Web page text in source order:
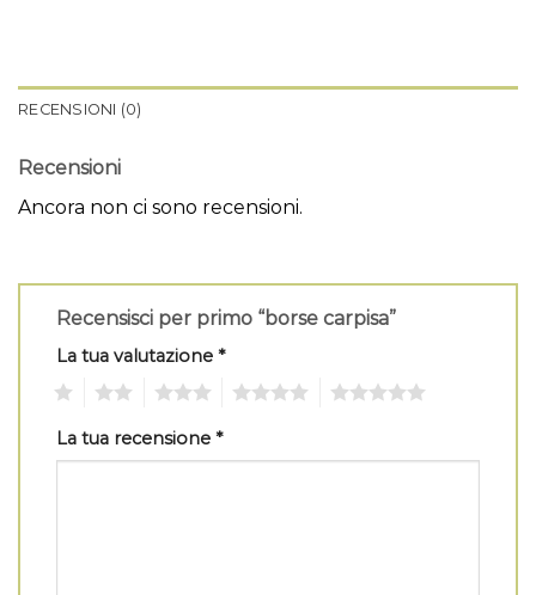
RECENSIONI (0)
Recensioni
Ancora non ci sono recensioni.
Recensisci per primo “borse carpisa”
La tua valutazione *
La tua recensione *